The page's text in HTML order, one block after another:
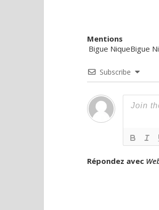
Mentions
Bigue NiqueBigue
Subscribe
Répondez avec